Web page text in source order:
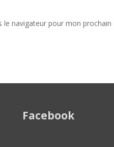
navigateur pour mon prochain
Facebook